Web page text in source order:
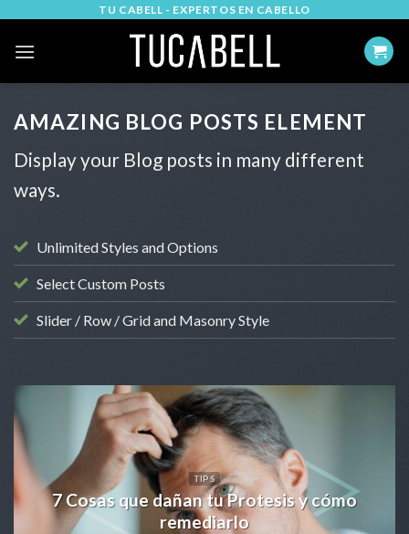
content
TU CABELL - EXPERTOS EN CABELLO
AMAZING BLOG POSTS ELEMENT
Display your Blog posts in many different
ways.
Unlimited Styles and Options
Select Custom Posts
Slider / Row / Grid and Masonry Style
TIPS
7 Cosas que dañan tu Protesis y cómo
remediarlo